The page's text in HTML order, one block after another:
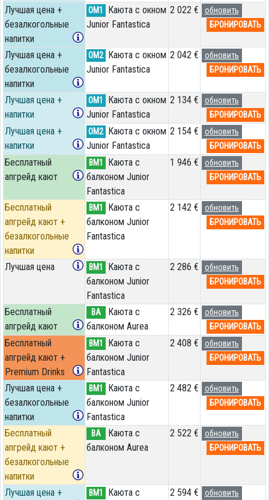
Лучшая цена +
безалкогольные
напитки
OM1
Каюта с окном
Junior Fantastica
2 022 €
обновить
БРОНИРОВАТЬ
Лучшая цена +
безалкогольные
напитки
OM2 Каюта с окном
Junior Fantastica
2 042 €
обновить
БРОНИРОВАТЬ
Лучшая цена +
напитки
OM1
Каюта с окном
Junior Fantastica
2 134 €
обновить
БРОНИРОВАТЬ
Лучшая цена +
напитки
OM2 Каюта с окном
Junior Fantastica
2 154 €
обновить
БРОНИРОВАТЬ
Бесплатный
апгрейд кают
BM1
Каюта с
балконом Junior
Fantastica
1 946 €
обновить
БРОНИРОВАТЬ
Бесплатный
апгрейд кают +
безалкогольные
напитки
BM1
Каюта с
балконом Junior
Fantastica
2 142 €
обновить
БРОНИРОВАТЬ
Лучшая цена BM1
Каюта с
балконом Junior
Fantastica
2 286 €
обновить
БРОНИРОВАТЬ
Бесплатный
апгрейд кают
BA
Каюта с
балконом Aurea
2 326 €
обновить
БРОНИРОВАТЬ
Бесплатный
апгрейд кают +
Premium Drinks
BM1
Каюта с
балконом Junior
Fantastica
2 408 €
обновить
БРОНИРОВАТЬ
Лучшая цена +
безалкогольные
напитки
BM1
Каюта с
балконом Junior
Fantastica
2 482 €
обновить
БРОНИРОВАТЬ
Бесплатный
апгрейд кают +
безалкогольные
напитки
BA
Каюта с
балконом Aurea
2 522 €
обновить
БРОНИРОВАТЬ
Лучшая цена +
BM1
Каюта с
2 594 €
обновить